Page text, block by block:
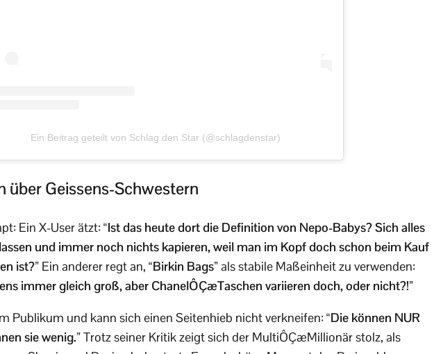
Ein Beitrag geteilt von Schlag den Star (@schlagdenstar)
über Geissens-Schwestern
Ein X-User ätzt: “Ist das heute dort die Definition von Nepo-Babys? Sich alles
und immer noch nichts kapieren, weil man im Kopf doch schon beim Kauf
ist?” Ein anderer regt an, “Birkin Bags”als stabile Maßeinheit zu verwenden:
immer gleich groß, aber ChanelÔÇæTaschen variieren doch, oder nicht?!”
Publikum und kann sich einen Seitenhieb nicht verkneifen: “Die können NUR
sie wenig.”Trotz seiner Kritik zeigt sich der MultiÔÇæMillionär stolz, als